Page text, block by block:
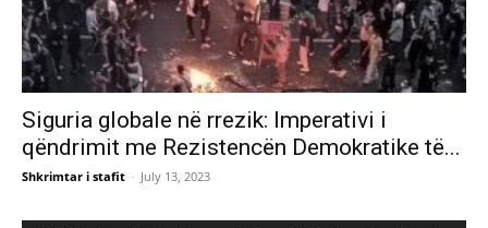
Siguria globale në rrezik: Imperativi i
qëndrimit me Rezistencën Demokratike të...
Shkrimtar i stafit - July 13, 2023